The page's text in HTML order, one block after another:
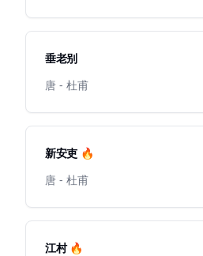
垂老别
唐 - 杜甫
新安吏 🔥
唐 - 杜甫
江村 🔥